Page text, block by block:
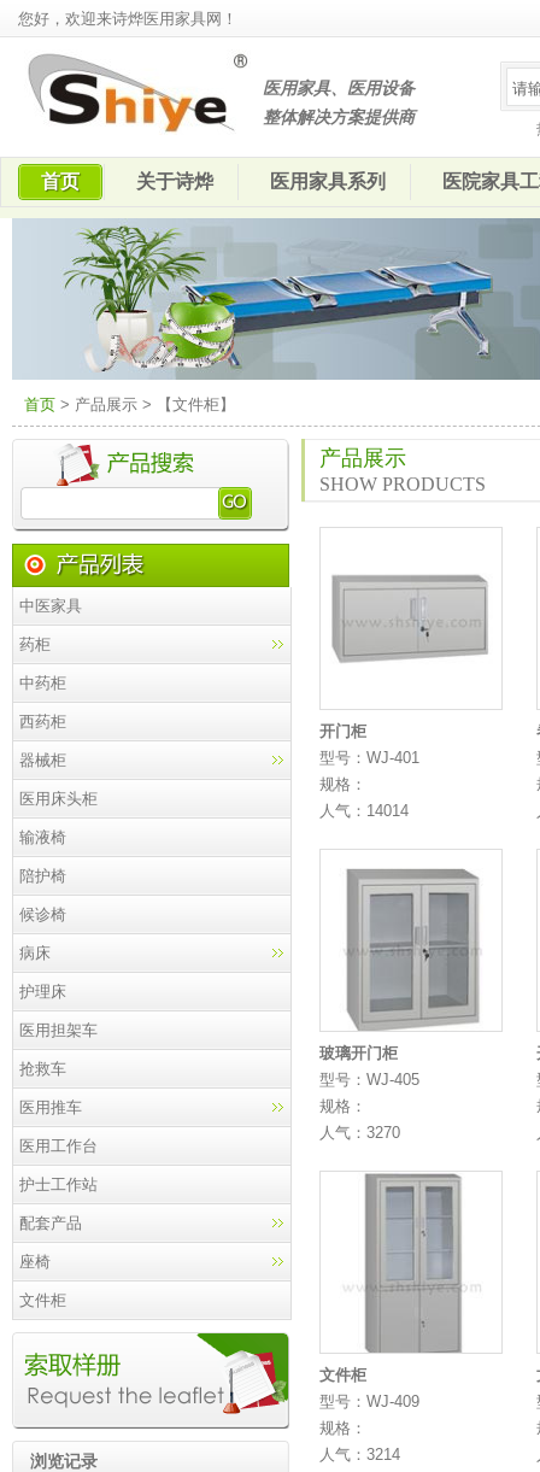
您好，欢迎来诗烨医用家具网！
医用家具、医用设备
整体解决方案提供商
首页 关于诗烨 医用家具系列 医院家具
首页 > 产品展示 > 【文件柜】
中医家具
药柜
中药柜
西药柜
器械柜
医用床头柜
输液椅
陪护椅
候诊椅
病床
护理床
医用担架车
抢救车
医用推车
医用工作台
护士工作站
配套产品
座椅
文件柜
浏览记录
产品展示
SHOW PRODUCTS
开门柜
型号：WJ-401
规格：
人气：14014
玻璃开门柜
型号：WJ-405
规格：
人气：3270
文件柜
型号：WJ-409
规格：
人气：3214